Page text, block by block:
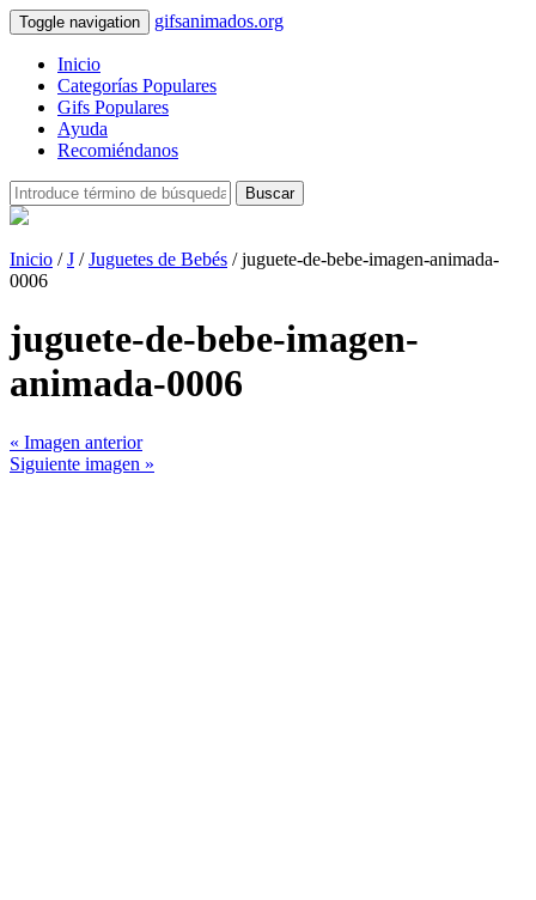
Toggle navigation gifsanimados.org
Inicio
Categorías Populares
Gifs Populares
Ayuda
Recomiéndanos
Buscar
Inicio /J /Juguetes de Bebés / juguete-de-bebe-imagen-animada-
0006
juguete-de-bebe-imagen-
animada-0006
« Imagen anterior
Siguiente imagen »